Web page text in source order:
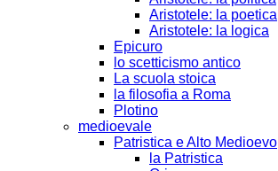
Aristotele: la poetica
Aristotele: la logica
Epicuro
lo scetticismo antico
La scuola stoica
la filosofia a Roma
Plotino
medioevale
Patristica e Alto Medioevo
la Patristica